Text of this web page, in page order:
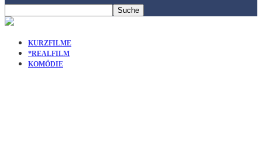
KURZFILME
*REALFILM
KOMÖDIE